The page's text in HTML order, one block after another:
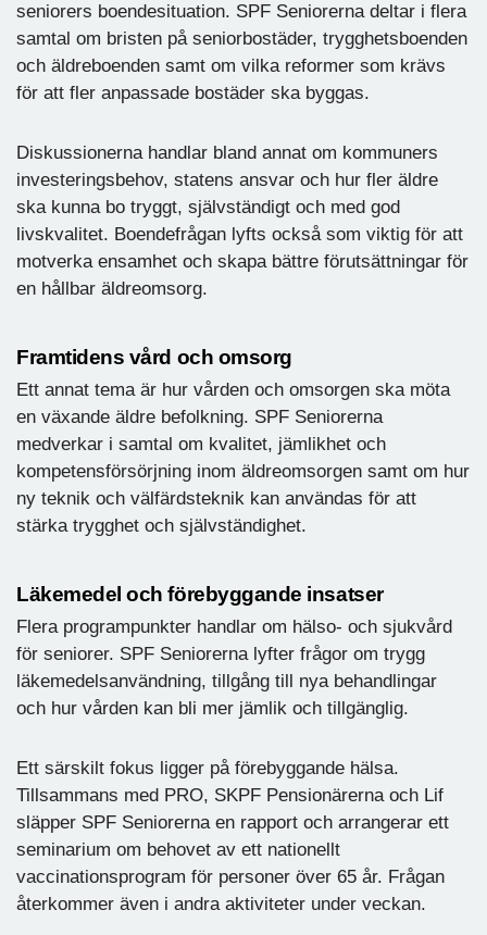
seniorers boendesituation. SPF Seniorerna deltar i flera
samtal om bristen på seniorbostäder, trygghetsboenden
och äldreboenden samt om vilka reformer som krävs
för att fler anpassade bostäder ska byggas.
Diskussionerna handlar bland annat om kommuners
investeringsbehov, statens ansvar och hur fler äldre
ska kunna bo tryggt, självständigt och med god
livskvalitet. Boendefrågan lyfts också som viktig för att
motverka ensamhet och skapa bättre förutsättningar för
en hållbar äldreomsorg.
Framtidens vård och omsorg
Ett annat tema är hur vården och omsorgen ska möta
en växande äldre befolkning. SPF Seniorerna
medverkar i samtal om kvalitet, jämlikhet och
kompetensförsörjning inom äldreomsorgen samt om hur
ny teknik och välfärdsteknik kan användas för att
stärka trygghet och självständighet.
Läkemedel och förebyggande insatser
Flera programpunkter handlar om hälso- och sjukvård
för seniorer. SPF Seniorerna lyfter frågor om trygg
läkemedelsanvändning, tillgång till nya behandlingar
och hur vården kan bli mer jämlik och tillgänglig.
Ett särskilt fokus ligger på förebyggande hälsa.
Tillsammans med PRO, SKPF Pensionärerna och Lif
släpper SPF Seniorerna en rapport och arrangerar ett
seminarium om behovet av ett nationellt
vaccinationsprogram för personer över 65 år. Frågan
återkommer även i andra aktiviteter under veckan.